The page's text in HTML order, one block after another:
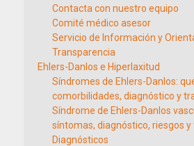
Contacta con nuestro equipo
Comité médico asesor
Servicio de Información y
Transparencia
Ehlers-Danlos e Hiperlaxitud
Síndromes de Ehlers-Danlos:
comorbilidades, diagnóstico y
Síndrome de Ehlers-Danlos
síntomas, diagnóstico, riesgos
Diagnósticos